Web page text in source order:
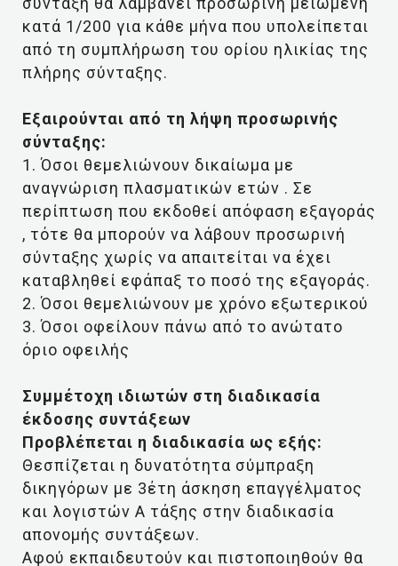
κατά 1/200 για κάθε μήνα που υπολείπεται
από τη συμπλήρωση του ορίου ηλικίας της
πλήρης σύνταξης.
Εξαιρούνται από τη λήψη προσωρινής
σύνταξης:
1. Όσοι θεμελιώνουν δικαίωμα με
αναγνώριση πλασματικών ετών . Σε
περίπτωση που εκδοθεί απόφαση εξαγοράς
, τότε θα μπορούν να λάβουν προσωρινή
σύνταξης χωρίς να απαιτείται να έχει
καταβληθεί εφάπαξ το ποσό της εξαγοράς.
2. Όσοι θεμελιώνουν με χρόνο εξωτερικού
3. Όσοι οφείλουν πάνω από το ανώτατο
όριο οφειλής
Συμμέτοχη ιδιωτών στη διαδικασία
έκδοσης συντάξεων
Προβλέπεται η διαδικασία ως εξής:
Θεσπίζεται η δυνατότητα σύμπραξη
δικηγόρων με 3έτη άσκηση επαγγέλματος
και λογιστών Α τάξης στην διαδικασία
απονομής συντάξεων.
Αφού εκπαιδευτούν και πιστοποιηθούν θα